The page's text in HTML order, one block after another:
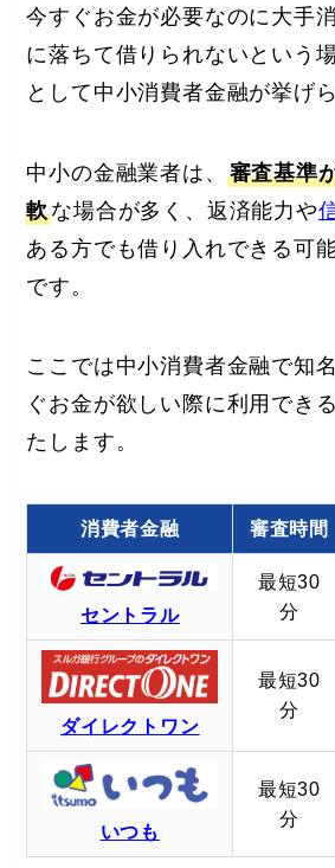
今すぐお金が必要なのに大手
に落ちて借りられないという
として中小消費者金融が挙げ
中小の金融業者は、 審査基準
軟な場合が多く、返済能力や
ある方でも借り入れできる可
です。
ここでは中小消費者金融で知
ぐお金が欲しい際に利用でき
たします。
消費者金融 審査時間
セントラル
最短30
分
ダイレクトワン
最短30
分
いつも
最短30
分